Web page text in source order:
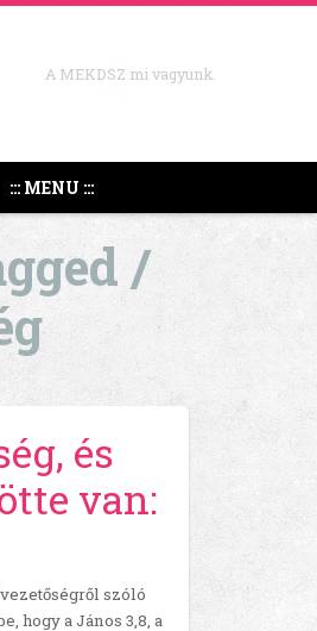
A MEKDSZ mi vagyunk.
::: MENU :::
/
és
van:
szóló
hogy a János 3,8, a